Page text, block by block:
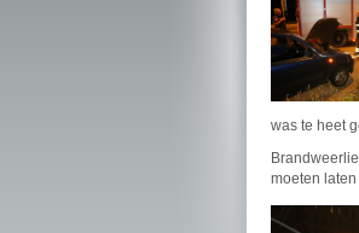
was te heet
moeten